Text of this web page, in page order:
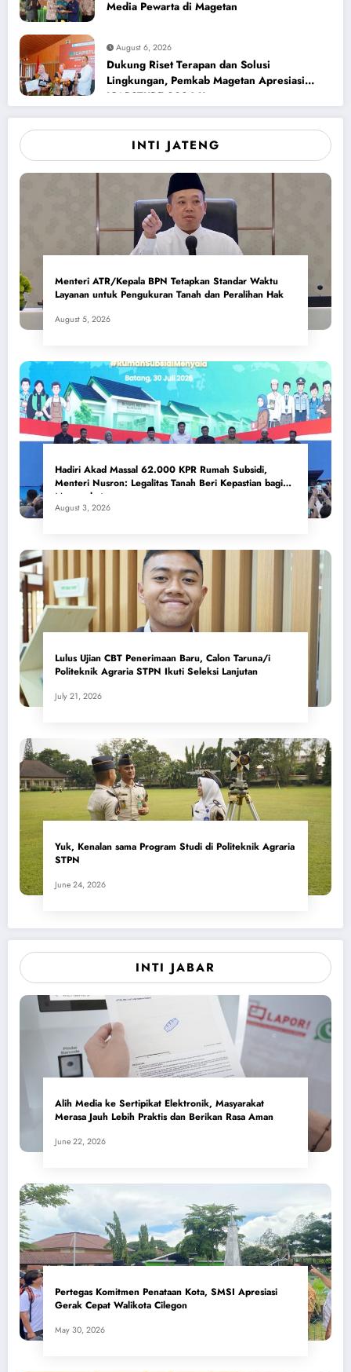
Media Pewarta di Magetan
August 6, 2026
Dukung Riset Terapan dan Solusi
Lingkungan, Pemkab Magetan Apresiasi
ICAPSTURE 2026 Unesa
INTI JATENG
Menteri ATR/Kepala BPN Tetapkan Standar Waktu
Layanan untuk Pengukuran Tanah dan Peralihan Hak
August 5, 2026
Hadiri Akad Massal 62.000 KPR Rumah Subsidi,
Menteri Nusron: Legalitas Tanah Beri Kepastian bagi
Masyarakat
August 3, 2026
Lulus Ujian CBT Penerimaan Baru, Calon Taruna/i
Politeknik Agraria STPN Ikuti Seleksi Lanjutan
July 21, 2026
Yuk, Kenalan sama Program Studi di Politeknik Agraria
STPN
June 24, 2026
INTI JABAR
Alih Media ke Sertipikat Elektronik, Masyarakat
Merasa Jauh Lebih Praktis dan Berikan Rasa Aman
June 22, 2026
Pertegas Komitmen Penataan Kota, SMSI Apresiasi
Gerak Cepat Walikota Cilegon
May 30, 2026